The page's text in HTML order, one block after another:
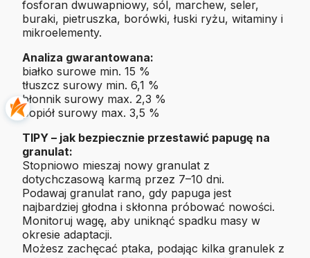
fosforan dwuwapniowy, sól, marchew, seler,
buraki, pietruszka, borówki, łuski ryżu, witaminy i
mikroelementy.
Analiza gwarantowana:
białko surowe min. 15 %
tłuszcz surowy min. 6,1 %
błonnik surowy max. 2,3 %
popiół surowy max. 3,5 %
TIPY – jak bezpiecznie przestawić papugę na
granulat:
Stopniowo mieszaj nowy granulat z
dotychczasową karmą przez 7–10 dni.
Podawaj granulat rano, gdy papuga jest
najbardziej głodna i skłonna próbować nowości.
Monitoruj wagę, aby uniknąć spadku masy w
okresie adaptacji.
Możesz zachęcać ptaka, podając kilka granulek z